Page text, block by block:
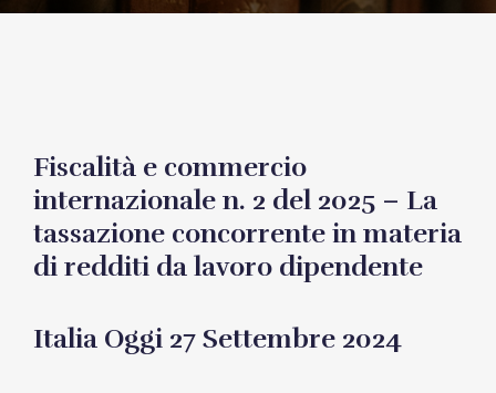
Fiscalità e commercio
internazionale n. 2 del 2025 – La
tassazione concorrente in materia
di redditi da lavoro dipendente
Italia Oggi 27 Settembre 2024